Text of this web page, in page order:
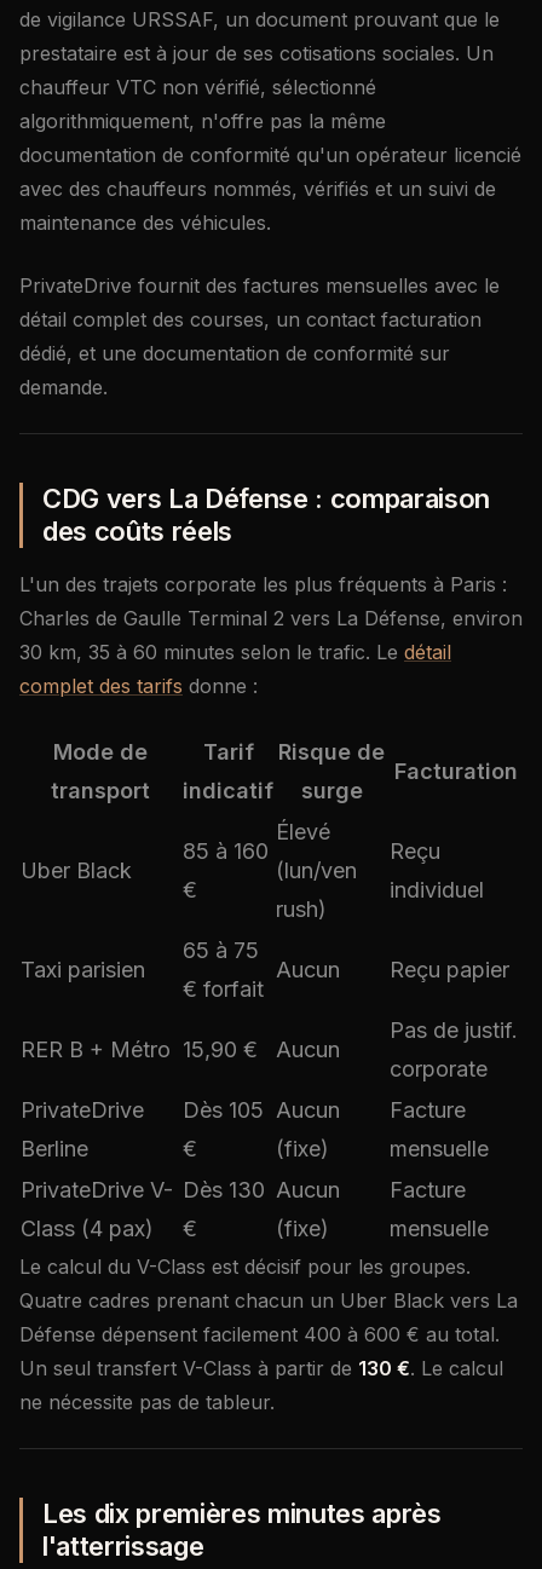
de vigilance URSSAF, un document prouvant que le
prestataire est à jour de ses cotisations sociales. Un
chauffeur VTC non vérifié, sélectionné
algorithmiquement, n'offre pas la même
documentation de conformité qu'un opérateur licencié
avec des chauffeurs nommés, vérifiés et un suivi de
maintenance des véhicules.
PrivateDrive fournit des factures mensuelles avec le
détail complet des courses, un contact facturation
dédié, et une documentation de conformité sur
demande.
CDG vers La Défense : comparaison
des coûts réels
L'un des trajets corporate les plus fréquents à Paris :
Charles de Gaulle Terminal 2 vers La Défense, environ
30 km, 35 à 60 minutes selon le trafic. Le détail
complet des tarifs donne :
Mode de
transport
Tarif
indicatif
Risque de
surge
Facturation
Uber Black
85 à 160
€
Élevé
(lun/ven
rush)
Reçu
individuel
Taxi parisien
65 à 75
€ forfait
Aucun Reçu papier
RER B + Métro 15,90 € Aucun
Pas de justif.
corporate
PrivateDrive
Berline
Dès 105
€
Aucun
(fixe)
Facture
mensuelle
PrivateDrive V-
Class (4 pax)
Dès 130
€
Aucun
(fixe)
Facture
mensuelle
Le calcul du V-Class est décisif pour les groupes.
Quatre cadres prenant chacun un Uber Black vers La
Défense dépensent facilement 400 à 600 € au total.
Un seul transfert V-Class à partir de 130 €. Le calcul
ne nécessite pas de tableur.
Les dix premières minutes après
l'atterrissage